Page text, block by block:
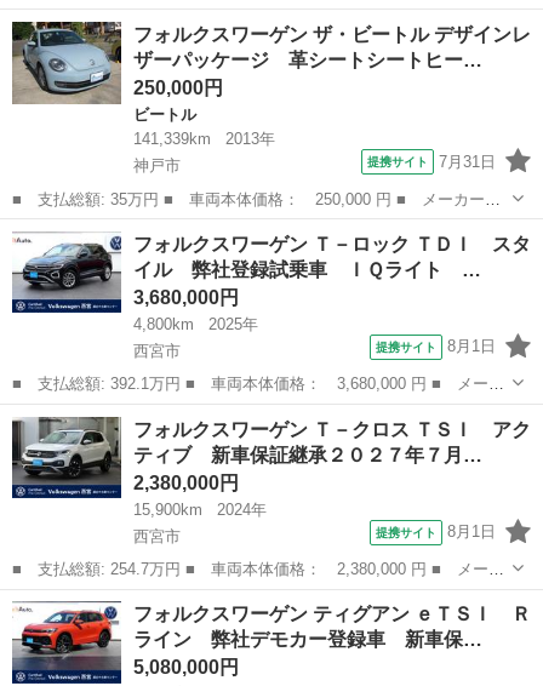
ー名： フォルクスワーゲン ■ 車種名： ゴルフＧＴＩ ■ グレー
ド名： ベースグレード 後期モデル 液晶メーター ＤＣＣパッケ
ージ デ...
兵庫 三木市 ゴルフ
フォルクスワーゲン ザ・ビートル デザインレ
ザーパッケージ 革シートシートヒー…
250,000円
ビートル
141,339km
2013年
神戸市
提携サイト 7月31日
■ 支払総額: 35万円 ■ 車両本体価格： 250,000 円 ■ メーカー
名： フォルクスワーゲン ■ 車種名： ザ・ビートル ■ グレード
名： デザインレザーパッケージ 革シートシートヒーター ナビ
バックカメラ Ｅ...
兵庫 神戸市 ビートル
フォルクスワーゲン Ｔ－ロック ＴＤＩ スタ
イル 弊社登録試乗車 ＩＱライト …
3,680,000円
4,800km
2025年
西宮市
提携サイト 8月1日
■ 支払総額: 392.1万円 ■ 車両本体価格： 3,680,000 円 ■ メーカ
ー名： フォルクスワーゲン ■ 車種名： Ｔ－ロック ■ グレード
名： ＴＤＩ スタイル 弊社登録試乗車 ＩＱライト Ａｐｐ－Ｃ
ｏｎｎｅ...
兵庫 西宮市 フォルクスワーゲン
フォルクスワーゲン Ｔ－クロス ＴＳＩ アク
ティブ 新車保証継承２０２７年７月…
2,380,000円
15,900km
2024年
西宮市
提携サイト 8月1日
■ 支払総額: 254.7万円 ■ 車両本体価格： 2,380,000 円 ■ メーカ
ー名： フォルクスワーゲン ■ 車種名： Ｔ－クロス ■ グレード
名： ＴＳＩ アクティブ 新車保証継承２０２７年７月まで 衝突
軽減ブレ...
兵庫 西宮市 フォルクスワーゲン
フォルクスワーゲン ティグアン ｅＴＳＩ Ｒ
ライン 弊社デモカー登録車 新車保…
5,080,000円